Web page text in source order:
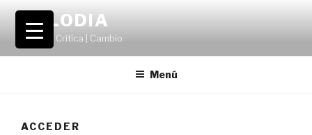
Saltar
contenido
VOLODIA
Teatro | Crítica | Cambio
Menú
ACCEDER